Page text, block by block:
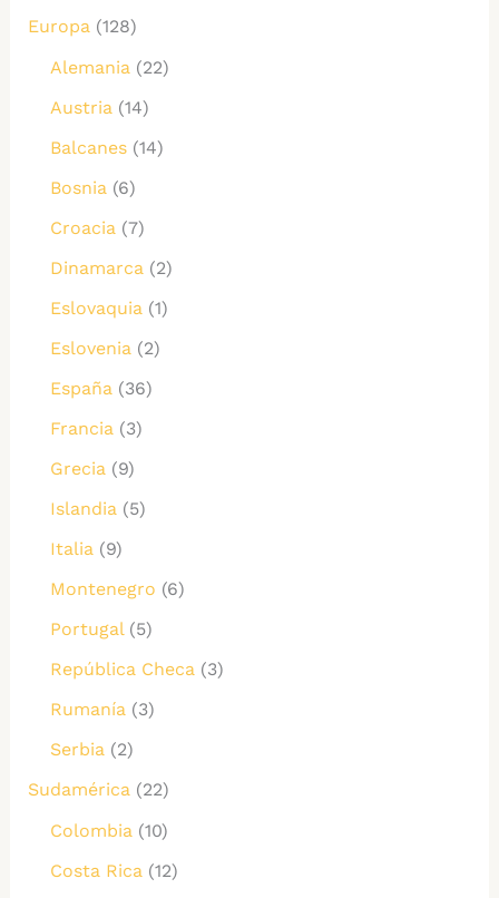
Europa(128)
Alemania(22)
Austria(14)
Balcanes(14)
Bosnia(6)
Croacia(7)
Dinamarca(2)
Eslovaquia(1)
Eslovenia(2)
España(36)
Francia(3)
Grecia(9)
Islandia(5)
Italia(9)
Montenegro (6)
Portugal(5)
República Checa(3)
Rumanía(3)
Serbia(2)
Sudamérica(22)
Colombia(10)
Costa Rica(12)